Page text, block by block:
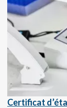
Certificat